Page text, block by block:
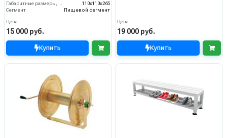
110x110x265
Сегмент
Пищевой сегмент
Цена
15 000 руб.
Купить
Цена
19 000 руб.
Купить